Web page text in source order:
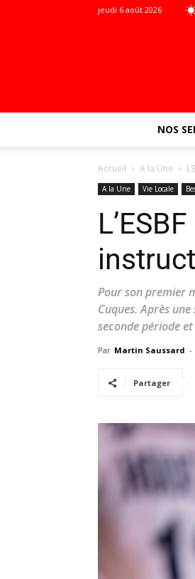
jeudi 6 août 2026
NOS
Accueil A la Une
A la Une Vie Locale
Pour son premier
Cuques. Après
seconde période
Par Martin Saussard -
Partager